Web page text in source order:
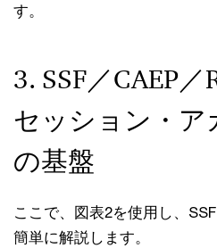
す。
3. SSF／CAEP
セッション・ア
の基盤
ここで、図表2を使用し、
簡単に解説します。